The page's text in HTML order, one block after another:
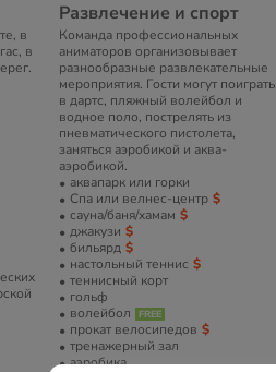
в
в
Развлечение и спорт
Команда профессиональных
аниматоров организовывает
разнообразные развлекательные
мероприятия. Гости могут поиграть
в дартс, пляжный волейбол и
водное поло, пострелять из
пневматического пистолета,
заняться аэробикой и аква-
аэробикой.
аквапарк или горки
Спа или велнес-центр
сауна/баня/хамам
джакузи
бильярд
настольный теннис
теннисный корт
гольф
волейбол
прокат велосипедов
тренажерный зал
аэробика